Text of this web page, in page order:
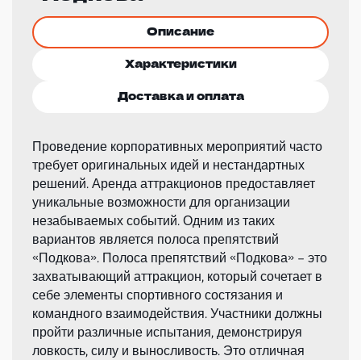
Описание
Характеристики
Доставка и оплата
Проведение корпоративных мероприятий часто
требует оригинальных идей и нестандартных
решений. Аренда аттракционов предоставляет
уникальные возможности для организации
незабываемых событий. Одним из таких
вариантов является полоса препятствий
«Подкова». Полоса препятствий «Подкова» – это
захватывающий аттракцион, который сочетает в
себе элементы спортивного состязания и
командного взаимодействия. Участники должны
пройти различные испытания, демонстрируя
ловкость, силу и выносливость. Это отличная